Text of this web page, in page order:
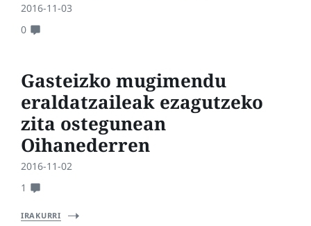
2016-11-03
0
Gasteizko mugimendu
eraldatzaileak ezagutzeko
zita ostegunean
Oihanederren
2016-11-02
1
IRAKURRI